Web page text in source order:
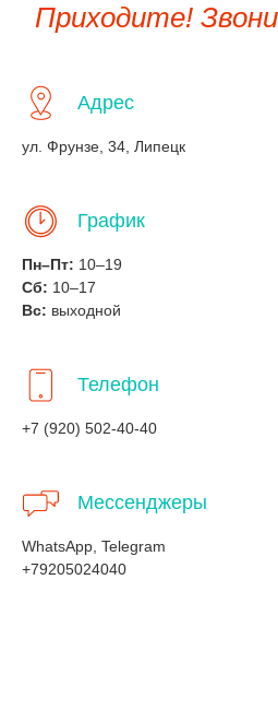
Приходите!
Адрес
ул. Фрунзе, 34, Липецк
График
Пн–Пт: 10–19
Сб: 10–17
Вс: выходной
Телефон
+7 (920) 502-40-40
Мессенджеры
WhatsApp, Telegram
+79205024040